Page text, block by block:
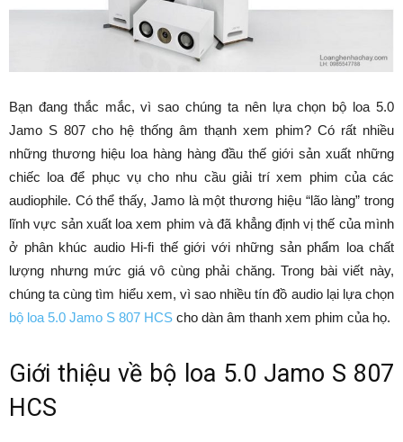
Bạn đang thắc mắc, vì sao chúng ta nên lựa chọn bộ loa 5.0
Jamo S 807 cho hệ thống âm thạnh xem phim? Có rất nhiều
những thương hiệu loa hàng hàng đầu thế giới sản xuất những
chiếc loa để phục vụ cho nhu cầu giải trí xem phim của các
audiophile. Có thể thấy, Jamo là một thương hiệu “lão làng” trong
lĩnh vực sản xuất loa xem phim và đã khẳng định vị thế của mình
ở phân khúc audio Hi-fi thế giới với những sản phẩm loa chất
lượng nhưng mức giá vô cùng phải chăng. Trong bài viết này,
chúng ta cùng tìm hiểu xem, vì sao nhiều tín đồ audio lại lựa chọn
bộ loa 5.0 Jamo S 807 HCS cho dàn âm thanh xem phim của họ.
Giới thiệu về bộ loa 5.0 Jamo S 807
HCS